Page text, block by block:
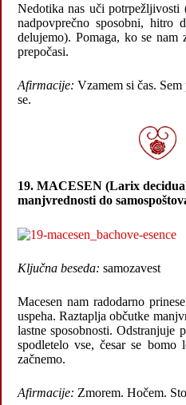
Nedotika nas uči potrpežljivosti
nadpovprečno sposobni, hitro
delujemo). Pomaga, ko se nam
prepočasi.
Afirmacije: Vzamem si čas.
se.
19. MACESEN (Larix
manjvrednosti do
Ključna beseda: samozavest
Macesen nam radodarno
uspeha. Raztaplja občutke
lastne sposobnosti. Odstranjuje
spodletelo vse, česar se
začnemo.
Afirmacije: Zmorem. Hočem.